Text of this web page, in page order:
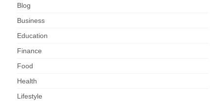
Blog
Business
Education
Finance
Food
Health
Lifestyle